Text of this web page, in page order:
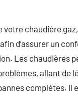
votre chaudière
d’assurer un
Les chaudières
allant de
complètes. Il